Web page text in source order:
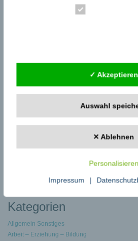
Checkliste Umstandsmode – günstig im Internet
Google Adsenseist deaktiviert.
Startseite Pressemeldungen
eBooks auf fachzeitungen.de
Kategorien
Allgemein Sonstiges
Arbeit – Erziehung – Bildung
✓ Akzeptieren
Auswahl
✕ Ablehnen
Personalisieren
Impressum |